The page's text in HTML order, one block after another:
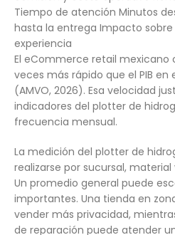
Tiempo de atención Minutos
hasta la entrega Impacto
experiencia
El eCommerce retail mexicano
veces más rápido que el PIB
(AMVO, 2026). Esa velocidad
indicadores del plotter de
frecuencia mensual.
La medición del plotter de
realizarse por sucursal,
Un promedio general puede
importantes. Una tienda en
vender más privacidad,
de reparación puede atender